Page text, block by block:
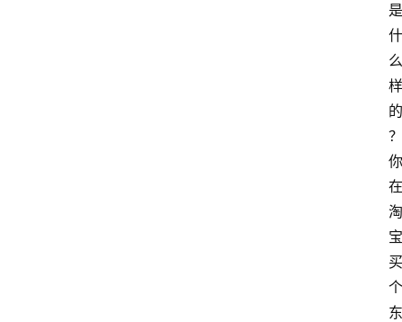
是
什
么
样
的
？
你
在
淘
宝
买
个
东